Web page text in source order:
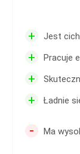
+ Jest
+ Pracuje
+
+ Ładnie
- Ma